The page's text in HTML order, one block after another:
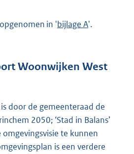
e
4
in 'bijlage A'.
Woonwijken West
door de gemeenteraad de
2050; ‘Stad in Balans’
omgevingsvisie te kunnen
is een verdere